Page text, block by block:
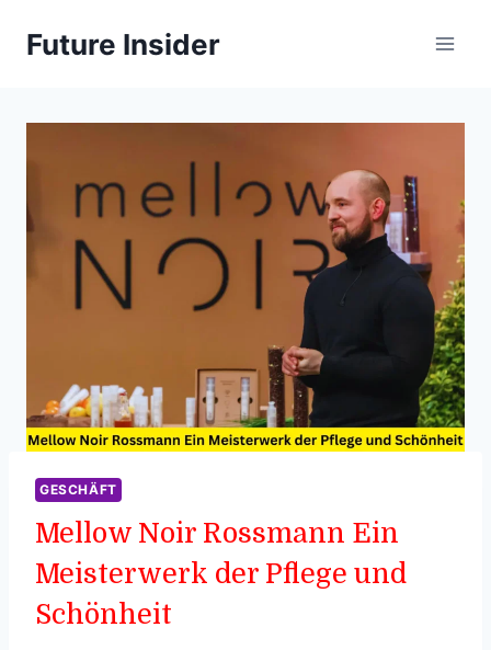
Future Insider
GESCHÄFT
Mellow Noir Rossmann Ein
Meisterwerk der Pflege und
Schönheit